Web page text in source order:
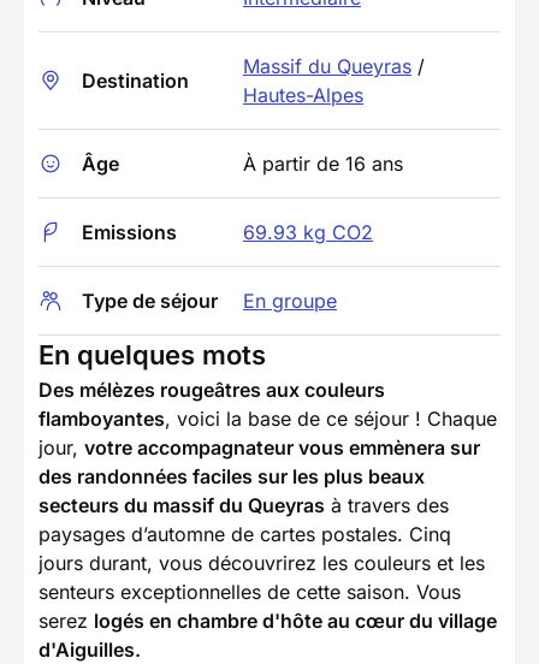
Destination
Massif du Queyras /
Hautes-Alpes
Âge À partir de 16 ans
Emissions 69.93 kg CO2
Type de séjour En groupe
En quelques mots
Des mélèzes rougeâtres aux couleurs
flamboyantes, voici la base de ce séjour ! Chaque
jour, votre accompagnateur vous emmènera sur
des randonnées faciles sur les plus beaux
secteurs du massif du Queyras à travers des
paysages d’automne de cartes postales. Cinq
jours durant, vous découvrirez les couleurs et les
senteurs exceptionnelles de cette saison. Vous
serez logés en chambre d'hôte au cœur du village
d'Aiguilles.